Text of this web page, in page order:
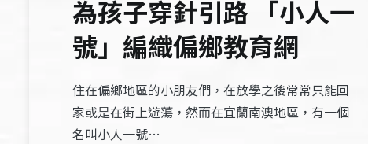
為孩子穿針引路 「小人一
號」編織偏鄉教育網
住在偏鄉地區的小朋友們，在放學之後常常只能回
家或是在街上遊蕩，然而在宜蘭南澳地區，有一個
名叫小人一號…